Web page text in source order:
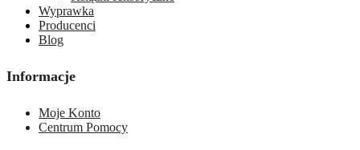
Wyprawka
Producenci
Blog
Informacje
Moje Konto
Centrum Pomocy